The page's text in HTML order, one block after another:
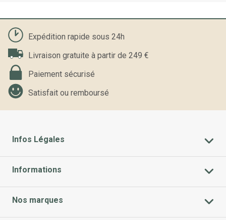
Expédition rapide sous 24h
Livraison gratuite à partir de 249 €
Paiement sécurisé
Satisfait ou remboursé
Infos Légales
Informations
Nos marques